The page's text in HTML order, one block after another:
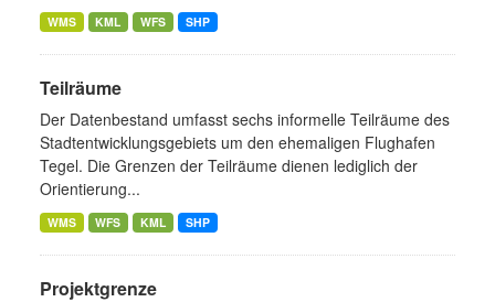
WMS KML WFS SHP
Teilräume
Der Datenbestand umfasst sechs informelle Teilräume des
Stadtentwicklungsgebiets um den ehemaligen Flughafen
Tegel. Die Grenzen der Teilräume dienen lediglich der
Orientierung...
WMS WFS KML SHP
Projektgrenze